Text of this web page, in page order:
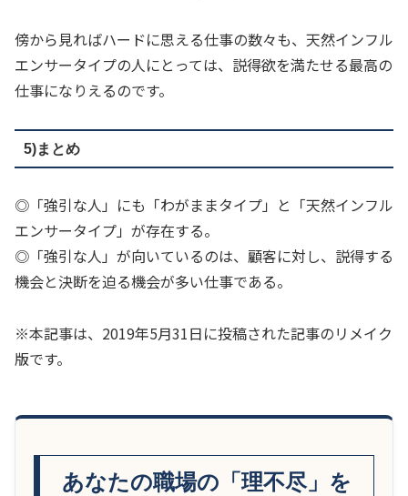
傍から見ればハードに思える仕事の数々も、天然インフル
エンサータイプの人にとっては、説得欲を満たせる最高の
仕事になりえるのです。
5)まとめ
◎「強引な人」にも「わがままタイプ」と「天然インフル
エンサータイプ」が存在する。
◎「強引な人」が向いているのは、顧客に対し、説得する
機会と決断を迫る機会が多い仕事である。
※本記事は、2019年5月31日に投稿された記事のリメイク
版です。
あなたの職場の「理不尽」を